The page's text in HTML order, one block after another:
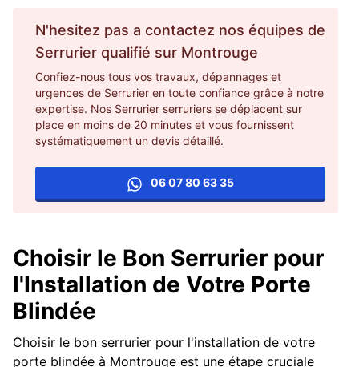
N'hesitez pas a contactez nos équipes de
Serrurier qualifié sur Montrouge
Confiez-nous tous vos travaux, dépannages et
urgences de Serrurier en toute confiance grâce à notre
expertise. Nos Serrurier serruriers se déplacent sur
place en moins de 20 minutes et vous fournissent
systématiquement un devis détaillé.
06 07 80 63 35
Choisir le Bon Serrurier pour
l'Installation de Votre Porte
Blindée
Choisir le bon serrurier pour l'installation de votre
porte blindée à Montrouge est une étape cruciale